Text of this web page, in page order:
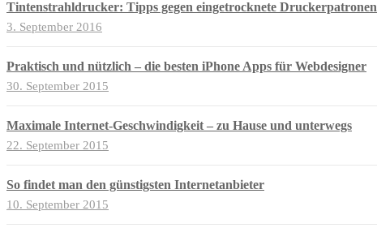
Tintenstrahldrucker: Tipps gegen eingetrocknete Druckerpatronen
3. September 2016
Praktisch und nützlich – die besten iPhone Apps für Webdesigner
30. September 2015
Maximale Internet-Geschwindigkeit – zu Hause und unterwegs
22. September 2015
So findet man den günstigsten Internetanbieter
10. September 2015